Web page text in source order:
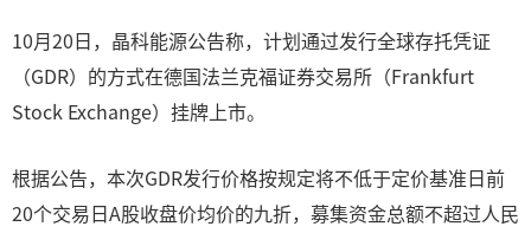
10月20日，晶科能源公告称，计划通过发行全球存托凭证
（GDR）的方式在德国法兰克福证券交易所（Frankfurt
Stock Exchange）挂牌上市。
根据公告，本次GDR发行价格按规定将不低于定价基准日前
20个交易日A股收盘价均价的九折，募集资金总额不超过人民